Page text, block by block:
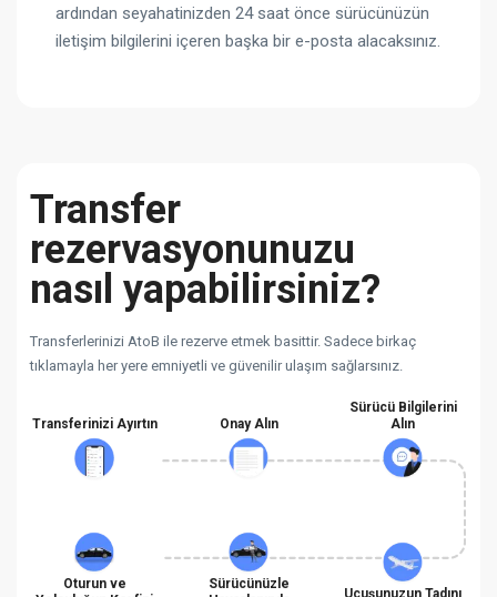
ardından seyahatinizden 24 saat önce sürücünüzün
iletişim bilgilerini içeren başka bir e-posta alacaksınız.
Transfer
rezervasyonunuzu
nasıl yapabilirsiniz?
Transferlerinizi AtoB ile rezerve etmek basittir. Sadece birkaç
tıklamayla her yere emniyetli ve güvenilir ulaşım sağlarsınız.
Transferinizi Ayırtın Onay Alın
Sürücü Bilgilerini
Alın
Oturun ve
Sürücünüzle